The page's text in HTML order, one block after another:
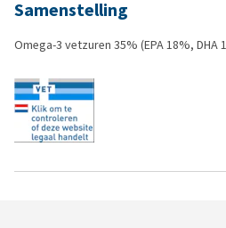
Samenstelling
Omega-3 vetzuren 35% (EPA 18%,